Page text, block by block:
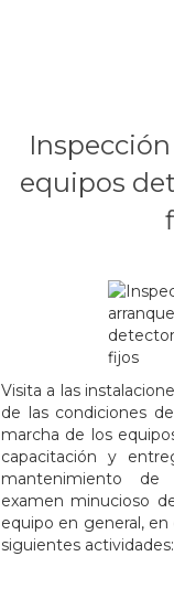
equipos
Visita a las
de las condiciones
marcha de los
capacitación y
mantenimiento
examen minucioso
equipo en general,
siguientes actividades: